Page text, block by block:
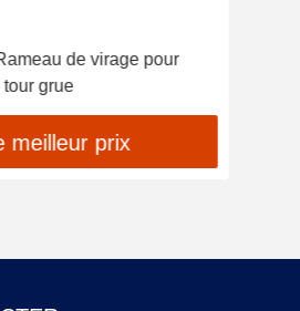
de virage pour
grue
meilleur prix